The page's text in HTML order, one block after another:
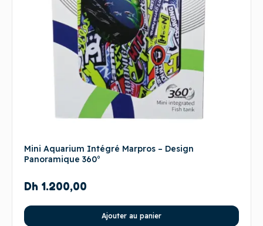
Mini Aquarium Intégré Marpros – Design
Panoramique 360°
Dh 1.200,00
Ajouter au panier